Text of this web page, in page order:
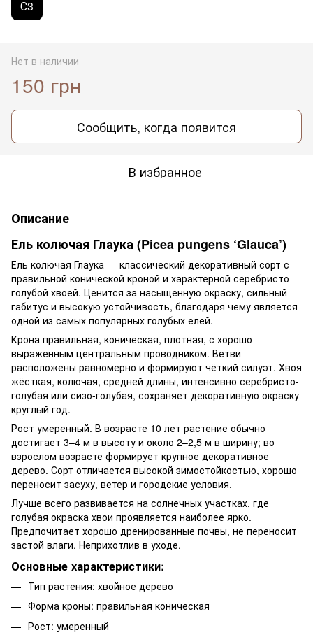
С3
Нет в наличии
150 грн
Сообщить, когда появится
В избранное
Описание
Ель колючая Глаука (Picea pungens ‘Glauca’)
Ель колючая Глаука — классический декоративный сорт с
правильной конической кроной и характерной серебристо-
голубой хвоей. Ценится за насыщенную окраску, сильный
габитус и высокую устойчивость, благодаря чему является
одной из самых популярных голубых елей.
Крона правильная, коническая, плотная, с хорошо
выраженным центральным проводником. Ветви
расположены равномерно и формируют чёткий силуэт. Хвоя
жёсткая, колючая, средней длины, интенсивно серебристо-
голубая или сизо-голубая, сохраняет декоративную окраску
круглый год.
Рост умеренный. В возрасте 10 лет растение обычно
достигает 3–4 м в высоту и около 2–2,5 м в ширину; во
взрослом возрасте формирует крупное декоративное
дерево. Сорт отличается высокой зимостойкостью, хорошо
переносит засуху, ветер и городские условия.
Лучше всего развивается на солнечных участках, где
голубая окраска хвои проявляется наиболее ярко.
Предпочитает хорошо дренированные почвы, не переносит
застой влаги. Неприхотлив в уходе.
Основные характеристики:
Тип растения: хвойное дерево
Форма кроны: правильная коническая
Рост: умеренный